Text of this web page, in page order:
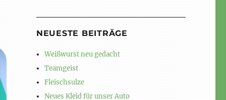
NEUESTE BEITRÄGE
Weißwurst neu gedacht
Teamgeist
Fleischsulze
Neues Kleid für unser Auto